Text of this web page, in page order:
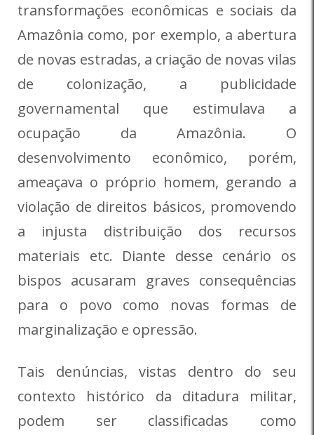
transformações econômicas e sociais da
Amazônia como, por exemplo, a abertura
de novas estradas, a criação de novas vilas
de colonização, a publicidade
governamental que estimulava a
ocupação da Amazônia. O
desenvolvimento econômico, porém,
ameaçava o próprio homem, gerando a
violação de direitos básicos, promovendo
a injusta distribuição dos recursos
materiais etc. Diante desse cenário os
bispos acusaram graves consequências
para o povo como novas formas de
marginalização e opressão.
Tais denúncias, vistas dentro do seu
contexto histórico da ditadura militar,
podem ser classificadas como